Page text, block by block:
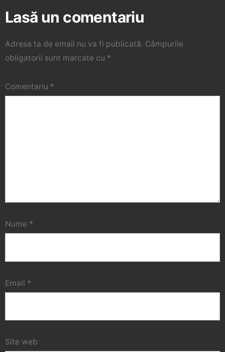
Adresa ta de email nu va fi publicată. Câmpurile
obligatorii sunt marcate cu *
Comentariu *
Nume *
Email *
Site web
Lasă un comentariu